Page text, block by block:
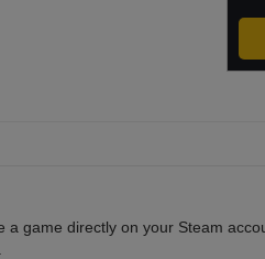
game directly on your Steam